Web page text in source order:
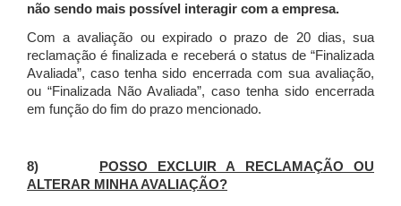
não sendo mais possível interagir com a empresa.
Com a avaliação ou expirado o prazo de 20 dias, sua
reclamação é finalizada e receberá o status de “Finalizada
Avaliada”, caso tenha sido encerrada com sua avaliação,
ou “Finalizada Não Avaliada”, caso tenha sido encerrada
em função do fim do prazo mencionado.
8)
POSSO EXCLUIR A RECLAMAÇÃO OU
ALTERAR MINHA AVALIAÇÃO?